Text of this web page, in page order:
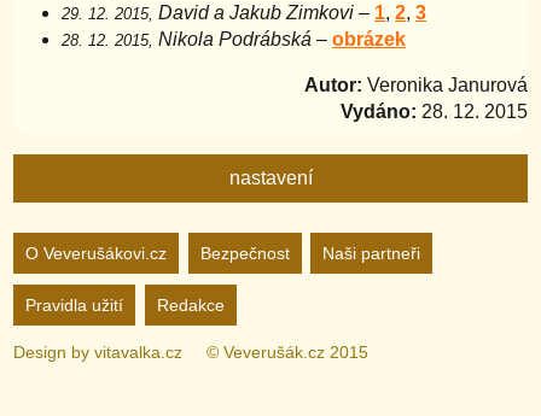
29. 12. 2015, David a Jakub Zimkovi – 1,2,3
28. 12. 2015, Nikola Podrábská –obrázek
Autor: Veronika Janurová
Vydáno: 28. 12. 2015
nastavení
Nastavení webu
Animované
O Veverušákovi.cz Bezpečnost Naši partneři
Pravidla užití Redakce
Design byvitavalka.cz © Veverušák.cz 2015